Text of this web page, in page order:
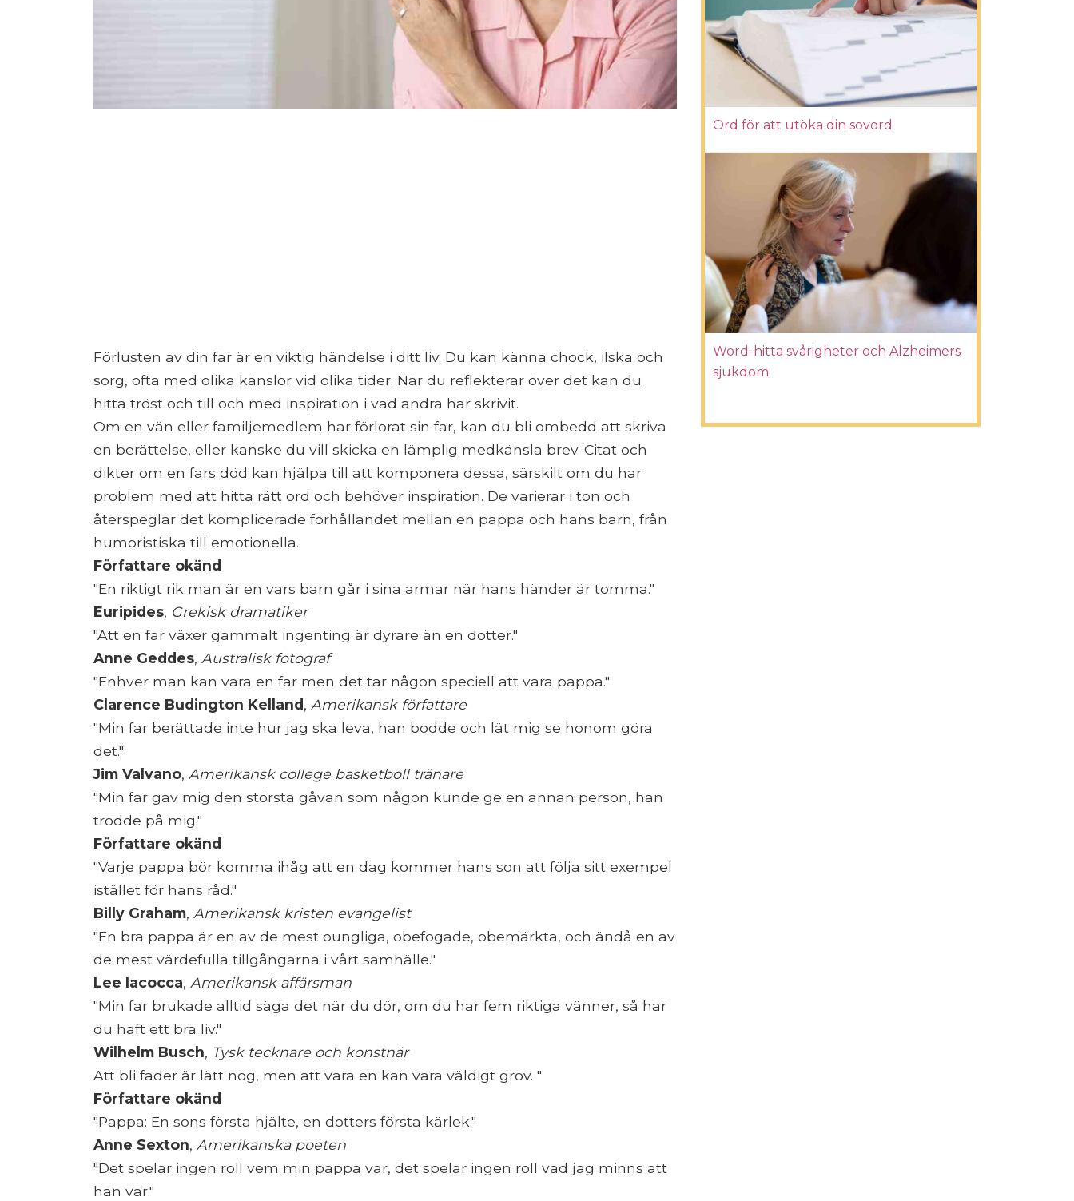
Förlusten av din far är en viktig händelse i ditt liv. Du kan känna chock, ilska och
sorg, ofta med olika känslor vid olika tider. När du reflekterar över det kan du
hitta tröst och till och med inspiration i vad andra har skrivit.
Om en vän eller familjemedlem har förlorat sin far, kan du bli ombedd att skriva
en berättelse, eller kanske du vill skicka en lämplig medkänsla brev. Citat och
dikter om en fars död kan hjälpa till att komponera dessa, särskilt om du har
problem med att hitta rätt ord och behöver inspiration. De varierar i ton och
återspeglar det komplicerade förhållandet mellan en pappa och hans barn, från
humoristiska till emotionella.
Författare okänd
"En riktigt rik man är en vars barn går i sina armar när hans händer är tomma."
Euripides, Grekisk dramatiker
"Att en far växer gammalt ingenting är dyrare än en dotter."
Anne Geddes, Australisk fotograf
"Enhver man kan vara en far men det tar någon speciell att vara pappa."
Clarence Budington Kelland, Amerikansk författare
"Min far berättade inte hur jag ska leva, han bodde och lät mig se honom göra
det."
Jim Valvano, Amerikansk college basketboll tränare
"Min far gav mig den största gåvan som någon kunde ge en annan person, han
trodde på mig."
Författare okänd
"Varje pappa bör komma ihåg att en dag kommer hans son att följa sitt exempel
istället för hans råd."
Billy Graham, Amerikansk kristen evangelist
"En bra pappa är en av de mest oungliga, obefogade, obemärkta, och ändå en av
de mest värdefulla tillgångarna i vårt samhälle."
Lee Iacocca, Amerikansk affärsman
"Min far brukade alltid säga det när du dör, om du har fem riktiga vänner, så har
du haft ett bra liv."
Wilhelm Busch, Tysk tecknare och konstnär
Att bli fader är lätt nog, men att vara en kan vara väldigt grov. "
Författare okänd
"Pappa: En sons första hjälte, en dotters första kärlek."
Anne Sexton, Amerikanska poeten
"Det spelar ingen roll vem min pappa var, det spelar ingen roll vad jag minns att
han var."
Ord för att utöka din sovord
Word-hitta svårigheter och Alzheimers
sjukdom